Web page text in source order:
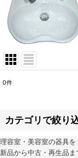
表示数:
並び順:
0件
カテゴリで絞り
シャンプーボ
理容室・美容室の器具を
新品から中古・再生品ま